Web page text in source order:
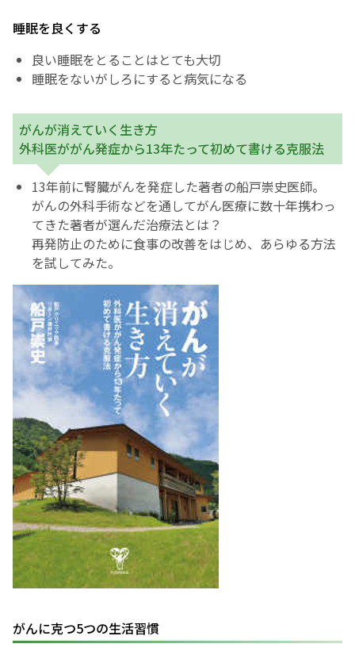
睡眠を良くする
良い睡眠をとることはとても大切
睡眠をないがしろにすると病気になる
がんが消えていく生き方
外科医ががん発症から13年たって初めて書ける克服法
13年前に腎臓がんを発症した著者の船戸崇史医師。
がんの外科手術などを通してがん医療に数十年携わっ
てきた著者が選んだ治療法とは？
再発防止のために食事の改善をはじめ、あらゆる方法
を試してみた。
がんに克つ5つの生活習慣